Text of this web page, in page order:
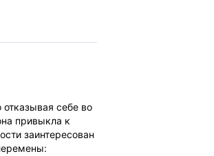
отказывая себе во
привыкла к
заинтересован